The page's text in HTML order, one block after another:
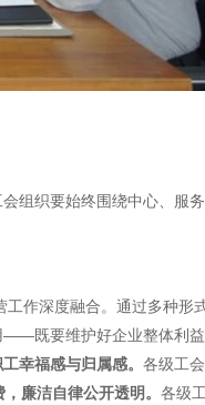
组织要始终围绕中心、服
作深度融合。通过多种形
——既要维护好企业整体利
幸福感与归属感。 各级工
廉洁自律公开透明。 各级